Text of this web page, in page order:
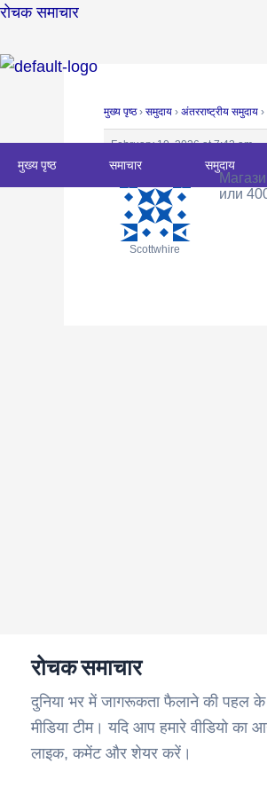
Skip
content
रोचक समाचार
मुख्य पृष्ठ समाचार समुदाय
मुख्य पृष्ठ › समुदाय › अंतरराष्ट्रीय समुदाय ›
February 10, 2026 at 7:42 am
Scottwhire
или
Post
रोचक समाचार
दुनिया भर में जागरूकता फैलाने की पहल के
मीडिया टीम। यदि आप हमारे वीडियो
लाइक, कमेंट और शेयर करें।